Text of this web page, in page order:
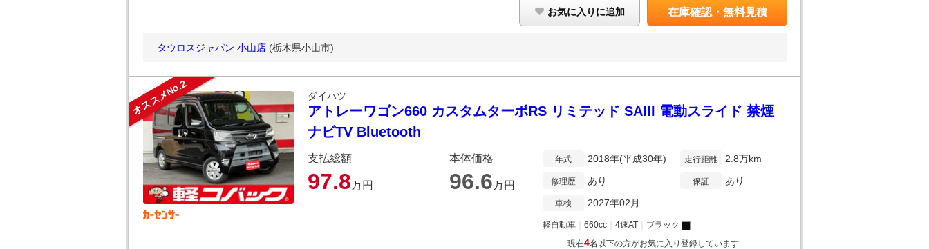
お気に入りに追加 在庫確認・無料見積
タウロスジャパン 小山店 (栃木県小山市)
オススメNo.2 ダイハツ
アトレーワゴン660 カスタムターボRS リミテッド SAIII 電動スライド 禁煙
ナビTV Bluetooth
支払総額
97.8万円
本体価格
96.6万円
年式 2018年(平成30年)
修理歴 あり
車検 2027年02月
走行距離 2.8万km
保証 あり
軽自動車 660cc 4速AT
ブラック
現在4名以下の方がお気に入り登録しています